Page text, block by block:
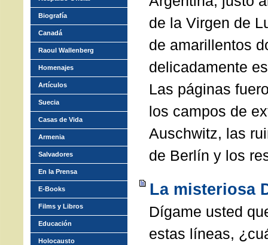
de la Virgen de
de amarillentos
delicadamente
Las páginas
los campos de
Auschwitz, las
de Berlín y los
La misteriosa
Dígame usted
estas líneas,
Biografía
Canadá
Raoul Wallenberg
Homenajes
Artículos
Suecia
Casas de Vida
Armenia
Salvadores
En la Prensa
E-Books
Films y Libros
Educación
Holocausto